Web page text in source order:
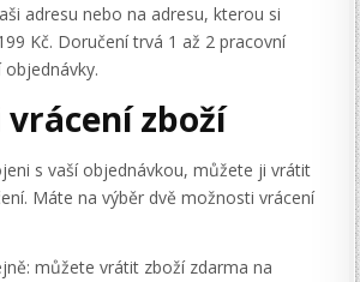
adresu nebo na adresu, kterou si
Kč. Doručení trvá 1 až 2 pracovní
zboží
s vaší objednávkou, můžete ji vrátit
Máte na výběr dvě možnosti vrácení
můžete vrátit zboží zdarma na